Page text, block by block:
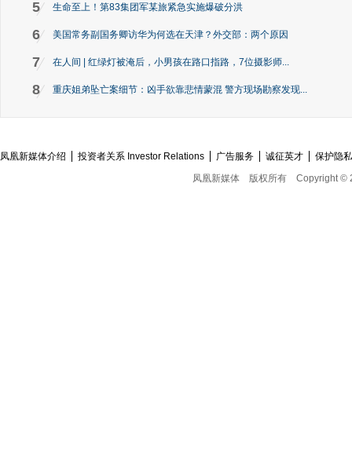
5 生命至上！第83集团军某旅紧急实施爆破分洪
6 美国常务副国务卿访华为何选在天津？外交部：两个原因
7 在人间 | 红绿灯被淹后，小男孩在路口指路，7位摄影师...
8 重庆姐弟坠亡案细节：凶手欲靠悲情蒙混 警方现场勘察发现...
凤凰新媒体介绍 投资者关系 Investor Relations 广告服务 诚征英才
保护隐
凤凰新媒体
版权所有 Copyright ©